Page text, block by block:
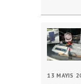
13 MAYIS